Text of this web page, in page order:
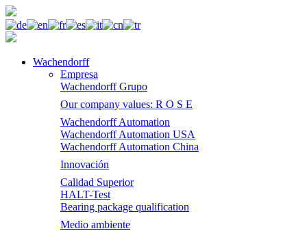
Wachendorff
Empresa
Wachendorff Grupo
Our company values: R O S E
Wachendorff Automation
Wachendorff Automation USA
Wachendorff Automation China
Innovación
Calidad Superior
HALT-Test
Bearing package qualification
Medio ambiente